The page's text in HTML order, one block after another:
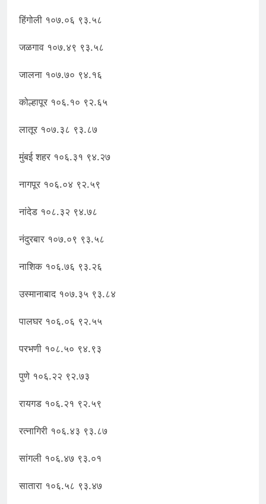
हिंगोली १०७.०६ ९३.५८
जळगाव १०७.४९ ९३.५८
जालना १०७.७० ९४.१६
कोल्हापूर १०६.१० ९२.६५
लातूर १०७.३८ ९३.८७
मुंबई शहर १०६.३१ ९४.२७
नागपूर १०६.०४ ९२.५९
नांदेड १०८.३२ ९४.७८
नंदुरबार १०७.०९ ९३.५८
नाशिक १०६.७६ ९३.२६
उस्मानाबाद १०७.३५ ९३.८४
पालघर १०६.०६ ९२.५५
परभणी १०८.५० ९४.९३
पुणे १०६.२२ ९२.७३
रायगड १०६.२१ ९२.५९
रत्नागिरी १०६.४३ ९३.८७
सांगली १०६.४७ ९३.०१
सातारा १०६.५८ ९३.४७